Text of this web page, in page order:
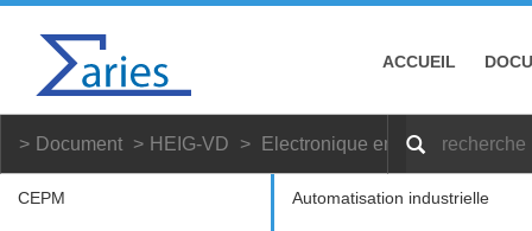
ACCUEIL
Document HEIG-VD Electronique embarquée -
CEPM Automatisation industrielle